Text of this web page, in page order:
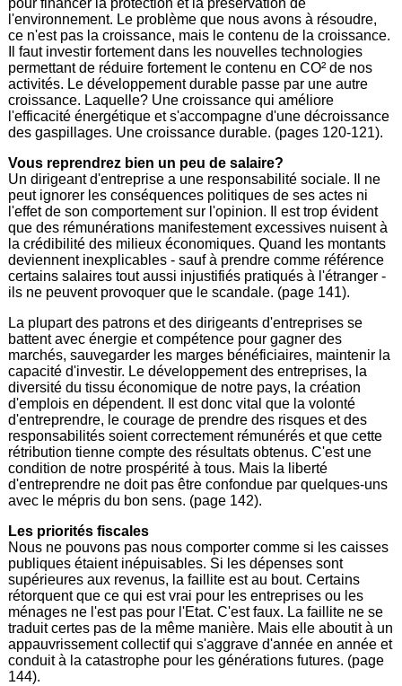
pour financer la protection et la préservation de
l'environnement. Le problème que nous avons à résoudre,
ce n'est pas la croissance, mais le contenu de la croissance.
Il faut investir fortement dans les nouvelles technologies
permettant de réduire fortement le contenu en CO² de nos
activités. Le développement durable passe par une autre
croissance. Laquelle? Une croissance qui améliore
l'efficacité énergétique et s'accompagne d'une décroissance
des gaspillages. Une croissance durable. (pages 120-121).
Vous reprendrez bien un peu de salaire?
Un dirigeant d'entreprise a une responsabilité sociale. Il ne
peut ignorer les conséquences politiques de ses actes ni
l'effet de son comportement sur l'opinion. Il est trop évident
que des rémunérations manifestement excessives nuisent à
la crédibilité des milieux économiques. Quand les montants
deviennent inexplicables - sauf à prendre comme référence
certains salaires tout aussi injustifiés pratiqués à l'étranger -
ils ne peuvent provoquer que le scandale. (page 141).
La plupart des patrons et des dirigeants d'entreprises se
battent avec énergie et compétence pour gagner des
marchés, sauvegarder les marges bénéficiaires, maintenir la
capacité d'investir. Le développement des entreprises, la
diversité du tissu économique de notre pays, la création
d'emplois en dépendent. Il est donc vital que la volonté
d'entreprendre, le courage de prendre des risques et des
responsabilités soient correctement rémunérés et que cette
rétribution tienne compte des résultats obtenus. C'est une
condition de notre prospérité à tous. Mais la liberté
d'entreprendre ne doit pas être confondue par quelques-uns
avec le mépris du bon sens. (page 142).
Les priorités fiscales
Nous ne pouvons pas nous comporter comme si les caisses
publiques étaient inépuisables. Si les dépenses sont
supérieures aux revenus, la faillite est au bout. Certains
rétorquent que ce qui est vrai pour les entreprises ou les
ménages ne l'est pas pour l'Etat. C'est faux. La faillite ne se
traduit certes pas de la même manière. Mais elle aboutit à un
appauvrissement collectif qui s'aggrave d'année en année et
conduit à la catastrophe pour les générations futures. (page
144).